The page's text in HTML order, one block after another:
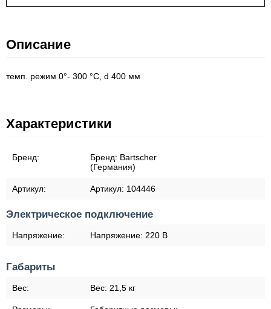
Описание
темп. режим 0°- 300 °C, d 400 мм
Характеристики
Бренд: Бренд: Bartscher
(Германия)
Артикул: Артикул: 104446
Электрическое подключение
Напряжение: Напряжение: 220 В
Габариты
Вес: Вес: 21,5 кг